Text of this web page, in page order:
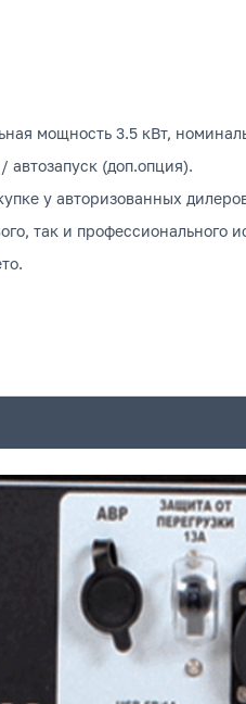
мощность 3.5 кВт,
автозапуск (доп.опция).
у авторизованных
так и профессионального